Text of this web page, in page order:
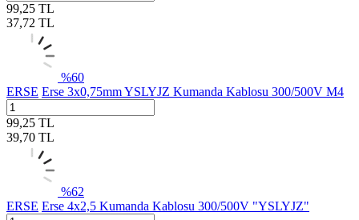
99,25 TL
37,72 TL
%60
ERSE Erse 3x0,75mm YSLYJZ Kumanda Kablosu 300/500V M4
99,25 TL
39,70 TL
%62
ERSE Erse 4x2,5 Kumanda Kablosu 300/500V "YSLYJZ"